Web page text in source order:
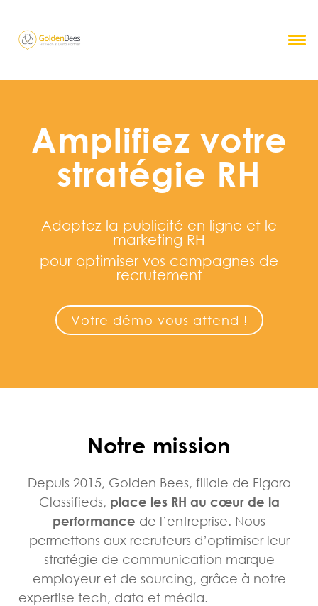
Amplifiez votre
stratégie RH
Adoptez la publicité en ligne et le
marketing RH
pour optimiser vos campagnes de
recrutement
Votre démo vous attend !
Notre mission
Depuis 2015, Golden Bees, filiale de Figaro
Classifieds, place les RH au cœur de la
performance de l’entreprise. Nous
permettons aux recruteurs d’optimiser leur
stratégie de communication marque
employeur et de sourcing, grâce à notre
expertise tech, data et média.